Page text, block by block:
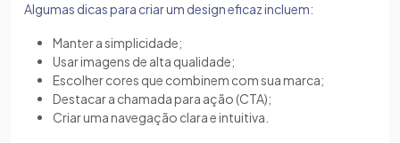
Algumas dicas para criar um design eficaz incluem:
Manter a simplicidade;
Usar imagens de alta qualidade;
Escolher cores que combinem com sua marca;
Destacar a chamada para ação (CTA);
Criar uma navegação clara e intuitiva.